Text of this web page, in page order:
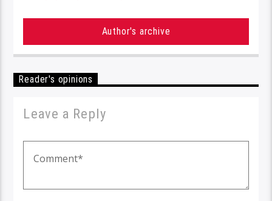
Author's archive
Reader's opinions
Leave a Reply